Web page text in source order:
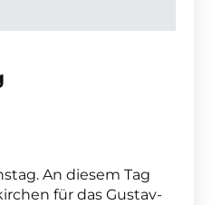
An diesem Tag
für das Gustav-